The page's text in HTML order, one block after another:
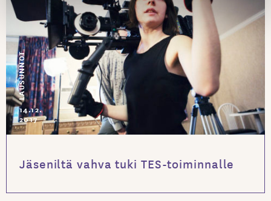
LAUSUNNOT
14.12.
2017
Jäseniltä vahva tuki TES-toiminnalle